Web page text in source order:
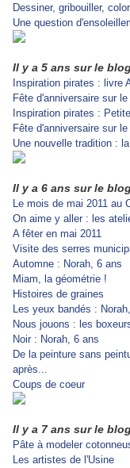
Dessiner, gribouiller,
Une question
Il y a 5 ans sur le
Inspiration pirates : livre
Fête d'anniversaire sur
Inspiration pirates :
Fête d'anniversaire sur
Une nouvelle tradition :
Il y a 6 ans sur le
Le mois de mai 2011 au
On aime y aller : les
A fêter en mai 2011
Visite des serres
Automne : Norah, 6 ans
Miam, la géométrie !
Histoires de graines
Les yeux bandés :
Nous jouons : les
Noir : Norah, 6 ans
De la peinture sans
après...
Coups de coeur
Il y a 7 ans sur le
Pâte à modeler
Les artistes de l'Usine